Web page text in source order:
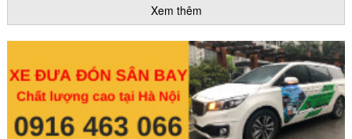
Mặt nạ nhau thai cừu cung cấp nước,
cân bằng ẩm, khóa ẩm giúp tăng sắc tố
hồng cho da mang lại một làn da sáng hồng tự nhiên làm mờ nám
tàn nhang thâm mụn se khít lỗ chân lông tăng độ đàn hồi và đặc
biệt là tái tạo da khỏe mạnh tươi sáng hơn.
Tẩy da chết Daily Beauty
Brightening Peeling Gel (Giảm giá
Xem thêm